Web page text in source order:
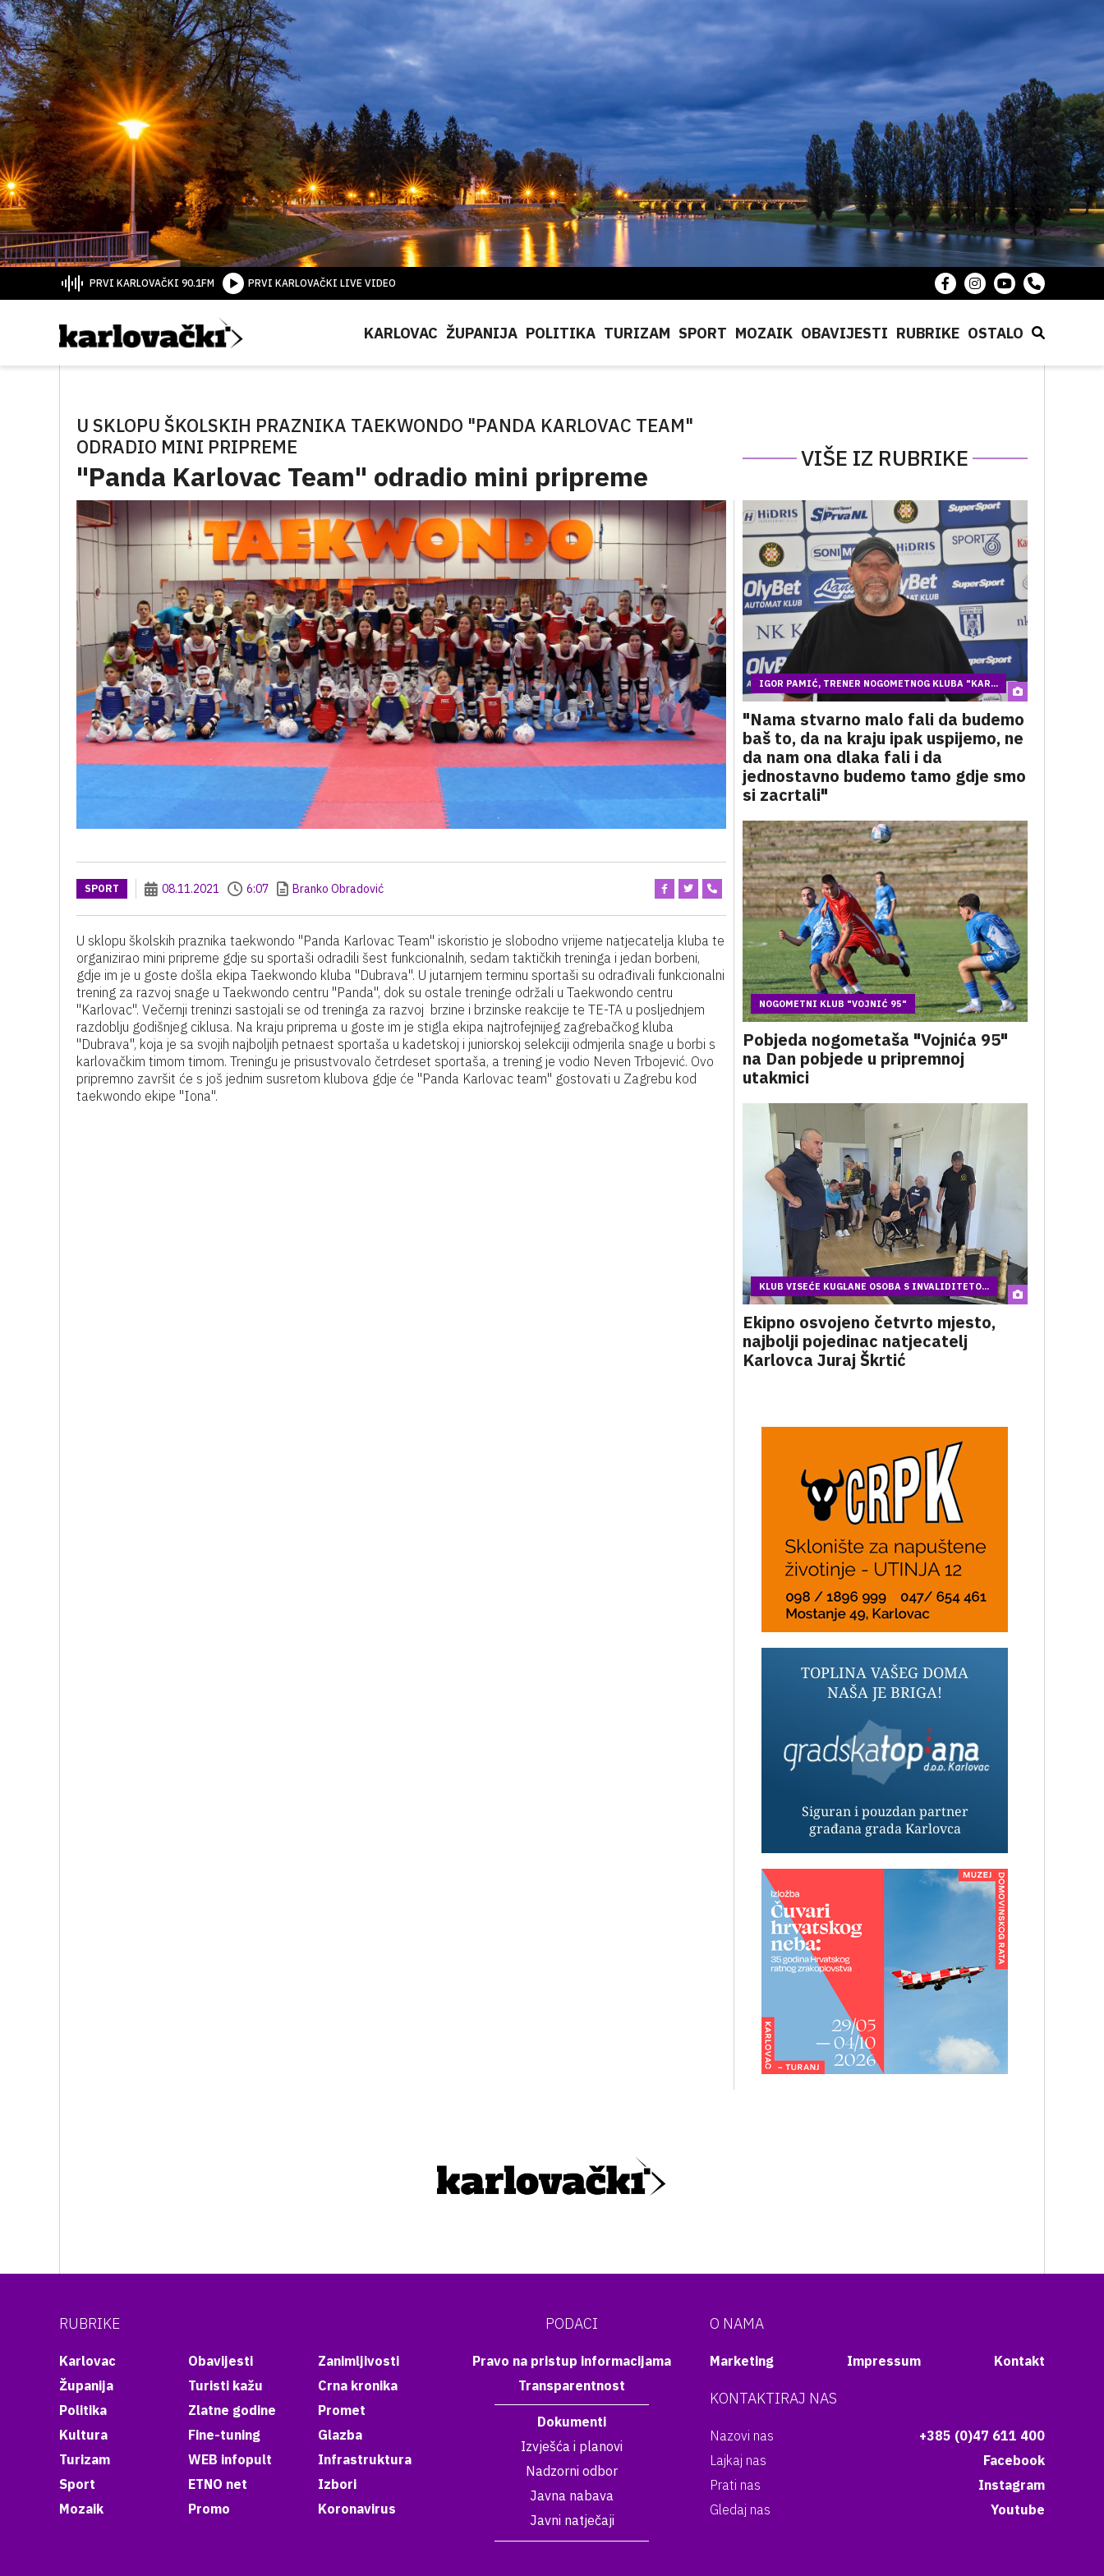
PRVI KARLOVAČKI 90.1FM PRVI KARLOVAČKI LIVE VIDEO
KARLOVAC ŽUPANIJA POLITIKA TURIZAM SPORT MOZAIK OBAVIJESTI RUBRIKE OSTALO
U SKLOPU ŠKOLSKIH PRAZNIKA TAEKWONDO "PANDA KARLOVAC TEAM"
ODRADIO MINI PRIPREME
"Panda Karlovac Team" odradio mini pripreme
VIŠE IZ RUBRIKE
SPORT 08.11.2021 6:07 Branko Obradović
U sklopu školskih praznika taekwondo "Panda Karlovac Team" iskoristio je slobodno vrijeme natjecatelja kluba te
organizirao mini pripreme gdje su sportaši odradili šest funkcionalnih, sedam taktičkih treninga i jedan borbeni,
gdje im je u goste došla ekipa Taekwondo kluba "Dubrava". U jutarnjem terminu sportaši su odrađivali funkcionalni
trening za razvoj snage u Taekwondo centru "Panda", dok su ostale treninge održali u Taekwondo centru
"Karlovac". Večernji treninzi sastojali se od treninga za razvoj brzine i brzinske reakcije te TE-TA u posljednjem
razdoblju godišnjeg ciklusa. Na kraju priprema u goste im je stigla ekipa najtrofejnijeg zagrebačkog kluba
"Dubrava", koja je sa svojih najboljih petnaest sportaša u kadetskoj i juniorskoj selekciji odmjerila snage u borbi s
karlovačkim timom timom. Treningu je prisustvovalo četrdeset sportaša, a trening je vodio Neven Trbojević. Ovo
pripremno završit će s još jednim susretom klubova gdje će "Panda Karlovac team" gostovati u Zagrebu kod
taekwondo ekipe "Iona".
IGOR PAMIĆ, TRENER NOGOMETNOG KLUBA "KAR...
"Nama stvarno malo fali da budemo
baš to, da na kraju ipak uspijemo, ne
da nam ona dlaka fali i da
jednostavno budemo tamo gdje smo
si zacrtali"
NOGOMETNI KLUB "VOJNIĆ 95"
Pobjeda nogometaša "Vojnića 95"
na Dan pobjede u pripremnoj
utakmici
KLUB VISEĆE KUGLANE OSOBA S INVALIDITETO...
Ekipno osvojeno četvrto mjesto,
najbolji pojedinac natjecatelj
Karlovca Juraj Škrtić
RUBRIKE
Karlovac
Županija
Politika
Kultura
Turizam
Sport
Mozaik
Obavijesti
Turisti kažu
Zlatne godine
Fine-tuning
WEB infopult
ETNO net
Promo
Zanimljivosti
Crna kronika
Promet
Glazba
Infrastruktura
Izbori
Koronavirus
PODACI
Pravo na pristup informacijama
Transparentnost
Dokumenti
Izvješća i planovi
Nadzorni odbor
Javna nabava
Javni natječaji
O NAMA
Marketing Impressum Kontakt
KONTAKTIRAJ NAS
Nazovi nas
+385 (0)47 611 400
Lajkaj nas
Facebook
Prati nas
Instagram
Gledaj nas
Youtube